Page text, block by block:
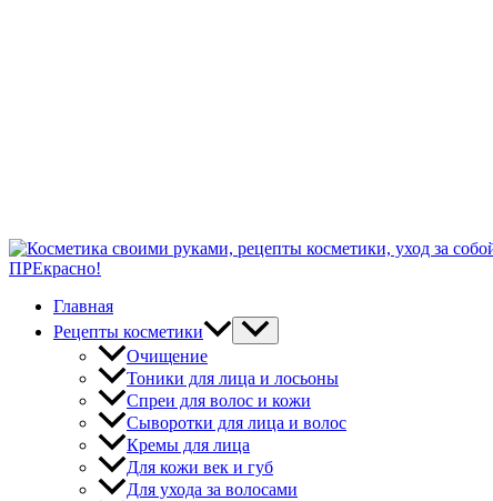
ПРЕкрасно!
Главная
Рецепты косметики
Очищение
Тоники для лица и лосьоны
Спреи для волос и кожи
Сыворотки для лица и волос
Кремы для лица
Для кожи век и губ
Для ухода за волосами